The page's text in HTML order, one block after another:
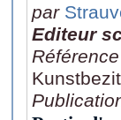
par
Editeur
Référence